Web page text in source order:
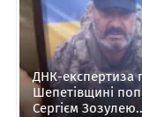
ДНК-експертиза
Шепетівщині
Сергієм